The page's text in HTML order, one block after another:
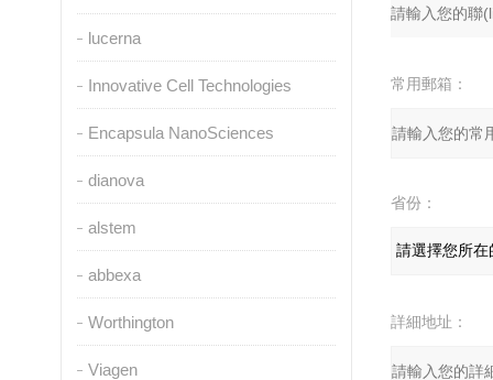
lucerna
Innovative Cell Technologies
Encapsula NanoSciences
dianova
alstem
abbexa
Worthington
Viagen
常用郵箱：
省份：
詳細地址：